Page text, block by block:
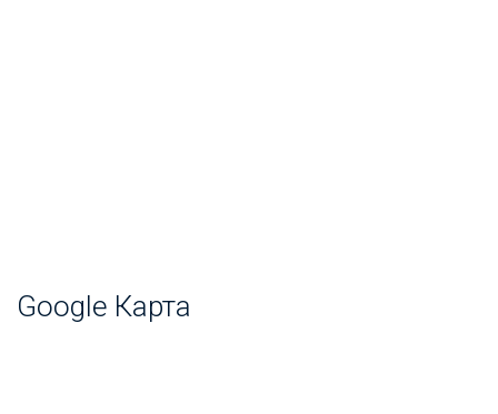
Google Карта